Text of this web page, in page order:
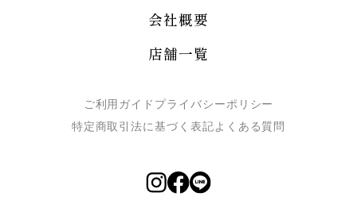
会社概要
店舗一覧
ご利用ガイド プライバシーポリシー
特定商取引法に基づく表記よくある質問